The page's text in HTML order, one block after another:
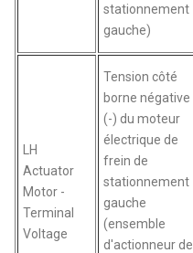
stationnement
gauche)
LH
Actuator
Motor -
Terminal
Voltage
Tension côté
borne négative
(-) du moteur
électrique de
frein de
stationnement
gauche
(ensemble
d'actionneur de